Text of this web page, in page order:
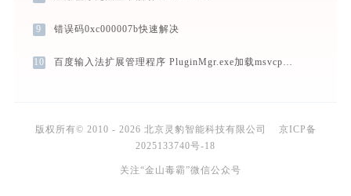
9 错误码0xc000007b快速解决
10 百度输入法扩展管理程序 PluginMgr.exe加载msvcp90.dll文件丢失处理办法
版权所有© 2010 - 2026 北京灵豹智能科技有限公司
京ICP备
2025133740号-18
关注“金山毒霸”微信公众号